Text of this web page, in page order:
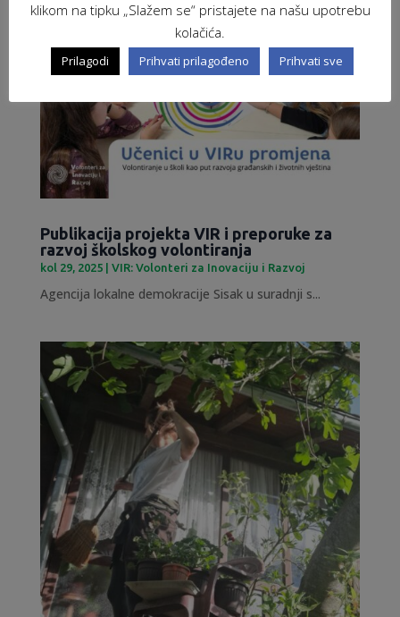
Publikacija projekta VIR i preporuke za
razvoj školskog volontiranja
kol 29, 2025| VIR: Volonteri za Inovaciju i Razvoj
Agencija lokalne demokracije Sisak u suradnji s...
klikom na tipku „Slažem se“ pristajete na našu upotrebu
kolačića.
Prilagodi Prihvati prilagođeno Prihvati sve